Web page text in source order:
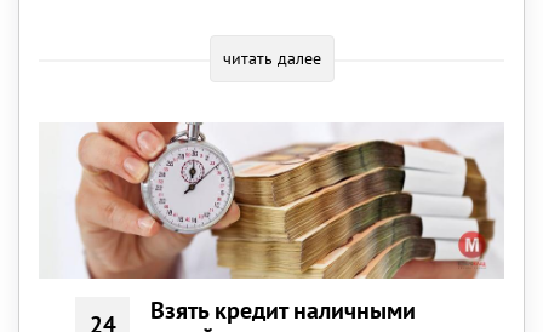
читать далее
24
Взять кредит наличными